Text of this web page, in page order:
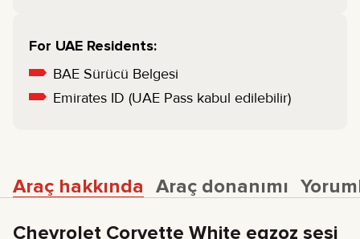
For UAE Residents:
BAE Sürücü Belgesi
Emirates ID (UAE Pass kabul edilebilir)
Araç hakkında Araç donanımı
Chevrolet Corvette White egzoz sesi